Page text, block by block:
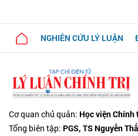
NGHIÊN CỨU LÝ LUẬN
Cơ quan chủ quản: Học viện
Tổng biên tập: PGS, TS Nguyễn